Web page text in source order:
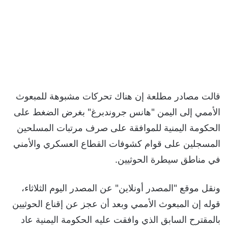
قالت مصادر مطلعة إن هناك تحركات مشبوهة للمبعوث
الأممي إلى اليمن "هانس جروندبرغ" بغرض الضغط على
الحكومة اليمنية للموافقة على صرف مرتبات المسلحين
المسجلين على قوام كشوفات القطاع العسكري والأمني
في مناطق سيطرة الحوثيين.
ونقل موقع "المصدر أونلاين" عن المصدر اليوم الثلاثاء،
قوله إن المبعوث الأممي وبعد أن عجز عن إقناع الحوثيين
بالمقترح السابق الذي وافقت عليه الحكومة اليمنية عاد